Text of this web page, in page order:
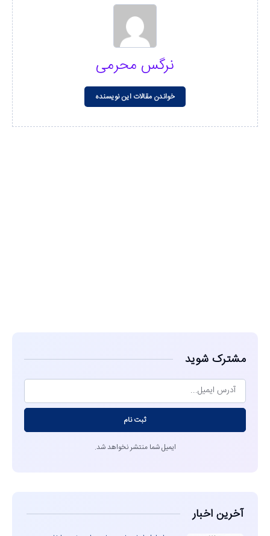
نرگس محرمی
خواندن مقالات این نویسنده
مشترک شوید
ثبت نام
ایمیل شما منتشر نخواهد شد.
آخرین اخبار